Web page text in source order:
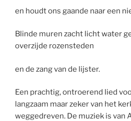
en houdt ons gaande naar een
Blinde muren zacht licht water
overzijde rozensteden
en de zang van de lijster.
Een prachtig, ontroerend lied
langzaam maar zeker van het
weggedreven. De muziek is van